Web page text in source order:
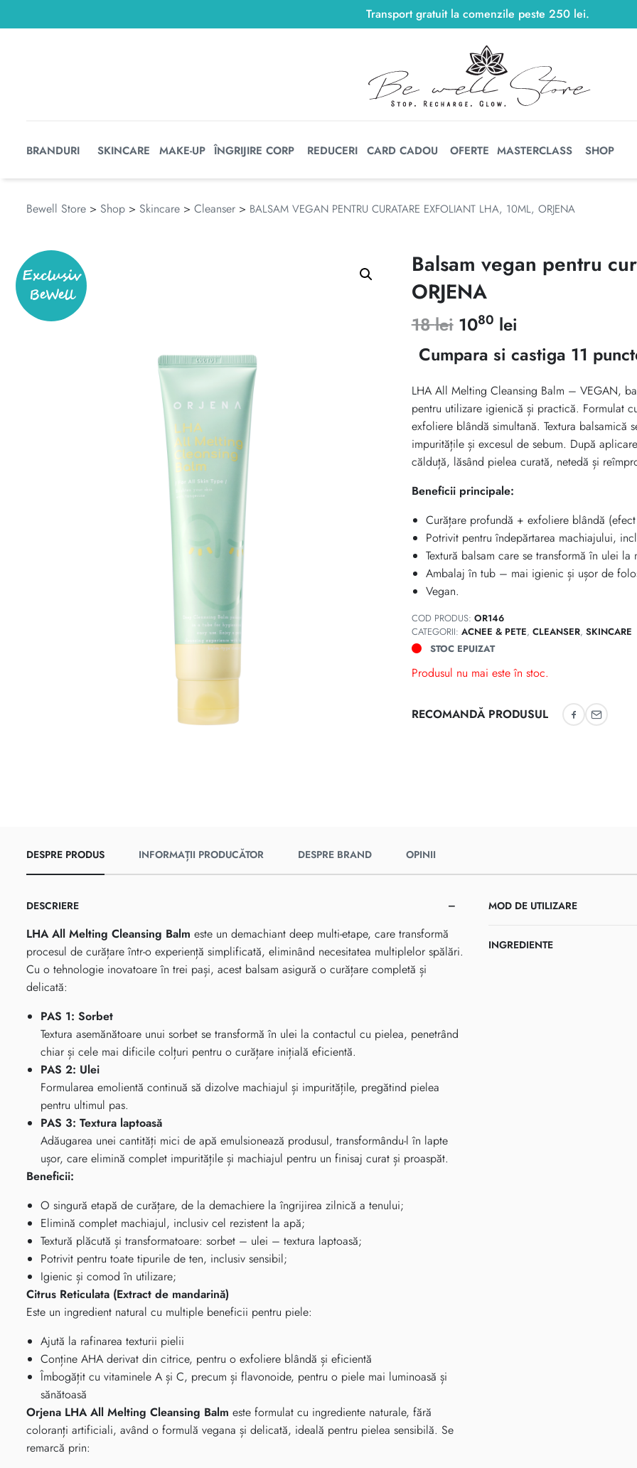
Transport gratuit la comenzile peste 250 lei.
250 lei
BRANDURI SKINCARE MAKE-UP ÎNGRIJIRE CORP REDUCERI CARD CADOU OFERTE MASTERCLASS SHOP
Bewell Store > Shop > Skincare > Cleanser > BALSAM VEGAN PENTRU CURATARE EXFOLIANT LHA, 10ML, ORJENA
Exclusiv
BeWell
Balsam vegan pentru
ORJENA
18lei Prețul
inițial
fost:
18 lei.
1080 lei
curent
1080 lei.
Cumpara si castiga 11
LHA All Melting Cleansing Balm – VEGAN,
pentru utilizare igienică și practică. Formulat
exfoliere blândă simultană. Textura
impuritățile și excesul de sebum. După
călduță, lăsând pielea curată, netedă și
Beneficii principale:
Curățare profundă + exfoliere blândă
Potrivit pentru îndepărtarea machiajului,
Textură balsam care se transformă în ulei
Ambalaj în tub – mai igienic și ușor de
Vegan.
COD PRODUS: OR146
CATEGORII: ACNEE & PETE, CLEANSER, SKINCARE
STOC EPUIZAT
Produsul nu mai este în stoc.
RECOMANDĂ PRODUSUL
Recomandă
DESPRE PRODUS INFORMAȚII PRODUCĂTOR DESPRE BRAND OPINII
DESCRIERE
LHA All Melting Cleansing Balm este un demachiant deep multi-etape, care transformă
procesul de curățare într-o experiență simplificată, eliminând necesitatea multiplelor spălări.
Cu o tehnologie inovatoare în trei pași, acest balsam asigură o curățare completă și
delicată:
PAS 1: Sorbet
Textura asemănătoare unui sorbet se transformă în ulei la contactul cu pielea, penetrând
chiar și cele mai dificile colțuri pentru o curățare inițială eficientă.
PAS 2: Ulei
Formularea emolientă continuă să dizolve machiajul și impuritățile, pregătind pielea
pentru ultimul pas.
PAS 3: Textura laptoasă
Adăugarea unei cantități mici de apă emulsionează produsul, transformându-l în lapte
ușor, care elimină complet impuritățile și machiajul pentru un finisaj curat și proaspăt.
Beneficii:
O singură etapă de curățare, de la demachiere la îngrijirea zilnică a tenului;
Elimină complet machiajul, inclusiv cel rezistent la apă;
Textură plăcută și transformatoare: sorbet – ulei – textura laptoasă;
Potrivit pentru toate tipurile de ten, inclusiv sensibil;
Igienic și comod în utilizare;
Citrus Reticulata (Extract de mandarină)
Este un ingredient natural cu multiple beneficii pentru piele:
Ajută la rafinarea texturii pielii
Conține AHA derivat din citrice, pentru o exfoliere blândă și eficientă
Îmbogățit cu vitaminele A și C, precum și flavonoide, pentru o piele mai luminoasă și
sănătoasă
Orjena LHA All Melting Cleansing Balm este formulat cu ingrediente naturale, fără
coloranți artificiali, având o formulă vegana și delicată, ideală pentru pielea sensibilă. Se
remarcă prin:
MOD DE UTILIZARE
INGREDIENTE